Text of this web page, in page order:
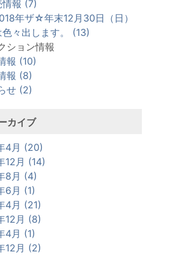
情報 (7)
年ザ☆年末12月30日（日）
色々出します。 (13)
ション情報
報 (10)
報 (8)
せ (2)
カイブ
4月 (20)
12月 (14)
8月 (4)
6月 (1)
4月 (21)
12月 (8)
4月 (1)
12月 (2)